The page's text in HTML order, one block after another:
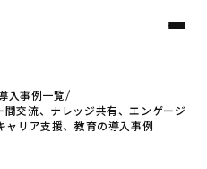
入事例一覧
交流、ナレッジ共有、エンゲージ
ャリア支援、教育の導入事例